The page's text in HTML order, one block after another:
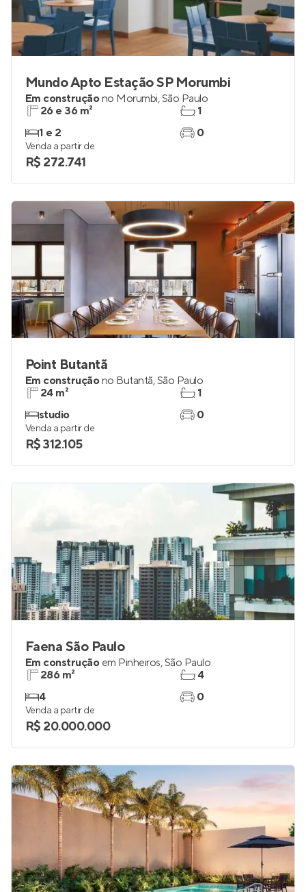
Mundo Apto Estação SP Morumbi
Em construçãono Morumbi,São Paulo
26 e 36 m²
1 e 2
1
0
Venda a partir de
R$ 272.741
Point Butantã
Em construçãono Butantã,São Paulo
24 m²
studio
1
0
Venda a partir de
R$ 312.105
Faena São Paulo
Em construção em Pinheiros,São Paulo
286 m²
4
4
0
Venda a partir de
R$ 20.000.000